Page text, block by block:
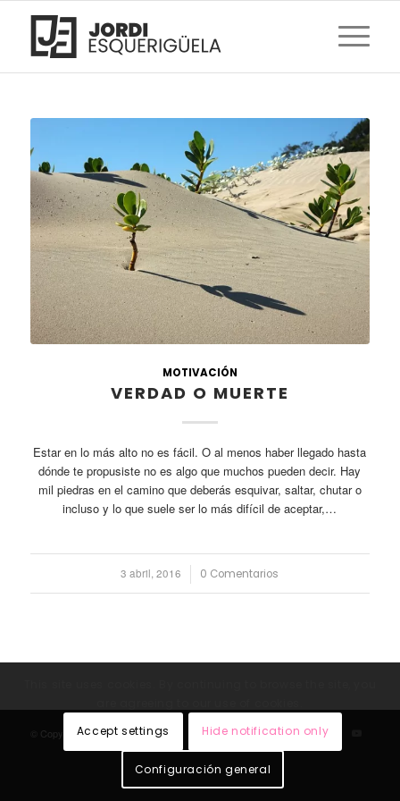
MOTIVACIÓN
VERDAD O MUERTE
Estar en lo más alto no es fácil. O al menos haber llegado hasta
dónde te propusiste no es algo que muchos pueden decir. Hay
mil piedras en el camino que deberás esquivar, saltar, chutar o
incluso y lo que suele ser lo más difícil de aceptar,…
3 abril, 2016
/ 0 Comentarios
© Copyright - Jordi Esquerigüela
Accept settings
Hide notification only
Configuración general